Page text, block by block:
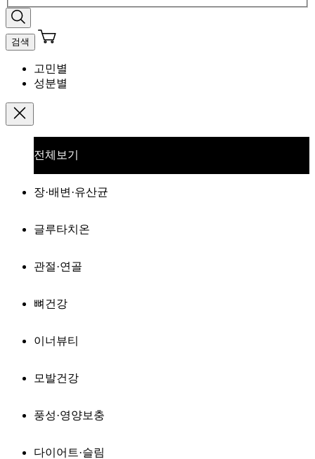
검색
고민별
성분별
전체보기
장·배변·유산균
글루타치온
관절·연골
뼈건강
이너뷰티
모발건강
풍성·영양보충
다이어트·슬림